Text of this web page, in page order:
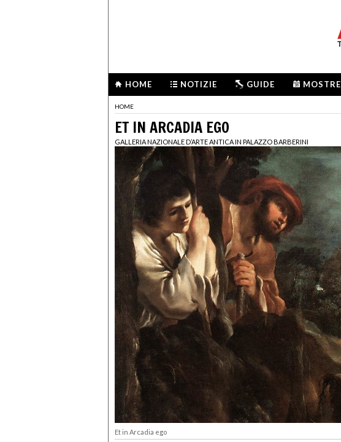
HOME NOTIZIE GUIDE MOSTRE
HOME
ET IN ARCADIA EGO
GALLERIA NAZIONALE D’ARTE ANTICA IN PALAZZO BARBERINI
Et in Arcadia ego